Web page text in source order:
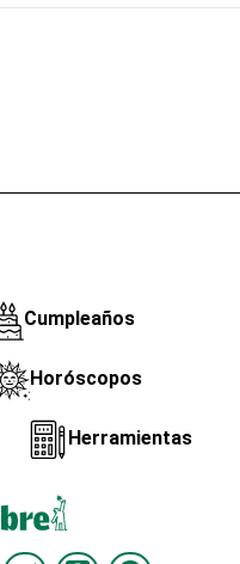
Cumpleaños
Horóscopos
Herramientas